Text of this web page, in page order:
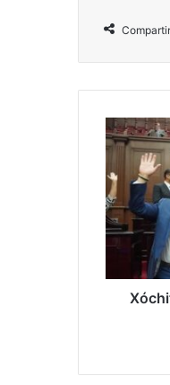
Compartir
Xóchitl
Ruiz
Congreso
del
Estado
de
Michoacán
de
Ocampo